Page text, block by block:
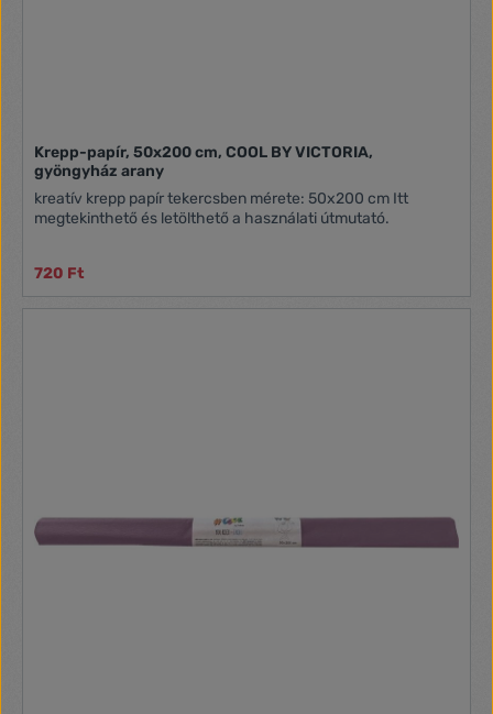
Krepp-papír, 50x200 cm, COOL BY VICTORIA,
gyöngyház arany
kreatív krepp papír tekercsben mérete: 50x200 cm Itt
megtekinthető és letölthető a használati útmutató.
720 Ft